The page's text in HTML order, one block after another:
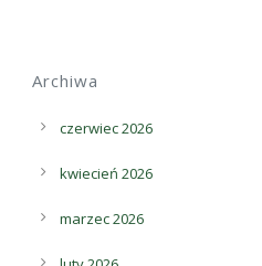
Archiwa
czerwiec 2026
kwiecień 2026
marzec 2026